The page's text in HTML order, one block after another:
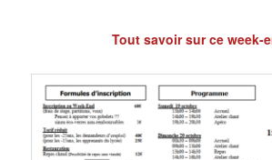
Tout savoir sur ce week-